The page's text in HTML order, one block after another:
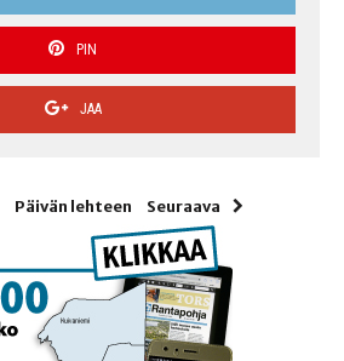
PIN
JAA
Päivän lehteen Seuraava